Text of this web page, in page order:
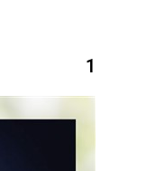
1